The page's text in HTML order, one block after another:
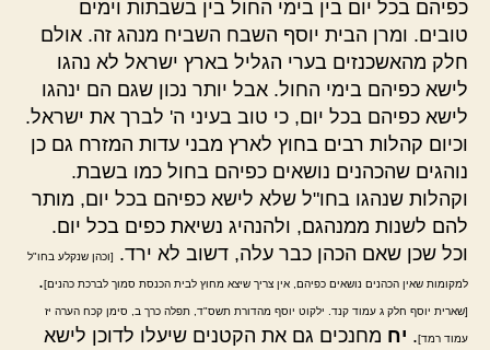
כפיהם בכל יום בין בימי החול בין בשבתות וימים
טובים. ומרן הבית יוסף השבח השביח מנהג זה. אולם
חלק מהאשכנזים בערי הגליל בארץ ישראל לא נהגו
לישא כפיהם בימי החול. אבל יותר נכון שגם הם ינהגו
לישא כפיהם בכל יום, כי טוב בעיני ה' לברך את ישראל.
וכיום קהלות רבים בחוץ לארץ מבני עדות המזרח גם כן
נוהגים שהכהנים נושאים כפיהם בחול כמו בשבת.
וקהלות שנהגו בחו"ל שלא לישא כפיהם בכל יום, מותר
להם לשנות ממנהגם, ולהנהיג נשיאת כפים בכל יום.
וכל שכן שאם הכהן כבר עלה, דשוב לא ירד.
[וכהן שנקלע בחו"ל
למקומות שאין הכהנים נושאים כפיהם, אין צריך שיצא מחוץ לבית הכנסת סמוך לברכת כהנים].
[שארית יוסף חלק ג עמוד קנד. ילקוט יוסף מהדורת תשס"ד, תפלה כרך ב, סימן קכח הערה יז
עמוד רמד]. יח מחנכים גם את הקטנים שיעלו לדוכן לישא